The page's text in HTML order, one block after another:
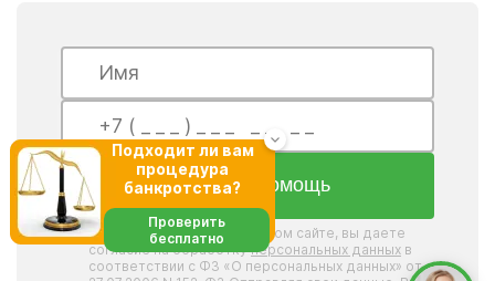
Получить помощь
*отправляя формы на данном сайте, вы даете
согласие на обработкуперсональных данных в
соответствии с ФЗ «О персональных данных» от
Подходит ли вам
процедура
банкротства?
Проверить
бесплатно